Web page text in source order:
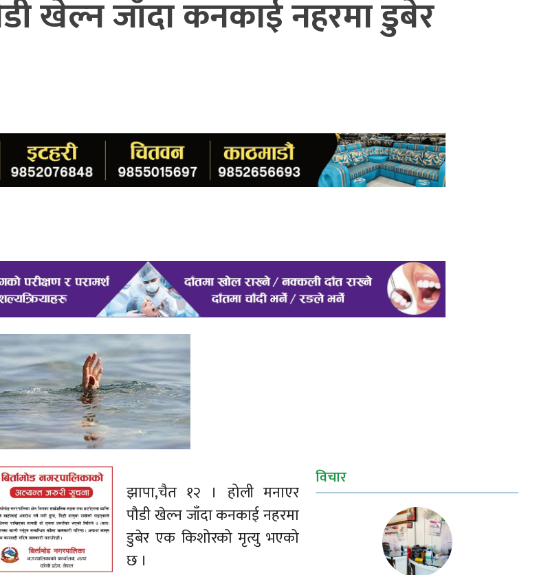
खेल्न जाँदा कनकाई नहरमा डुबेर
झापा,चैत १२ । होली मनाएर
पौडी खेल्न जाँदा कनकाई नहरमा
डुबेर एक किशोरको मृत्यु भएको
छ ।
विचार